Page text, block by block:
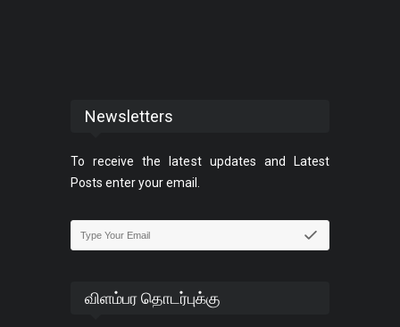
Newsletters
To receive the latest updates and Latest
Posts enter your email.
விளம்பர தொடர்புக்கு